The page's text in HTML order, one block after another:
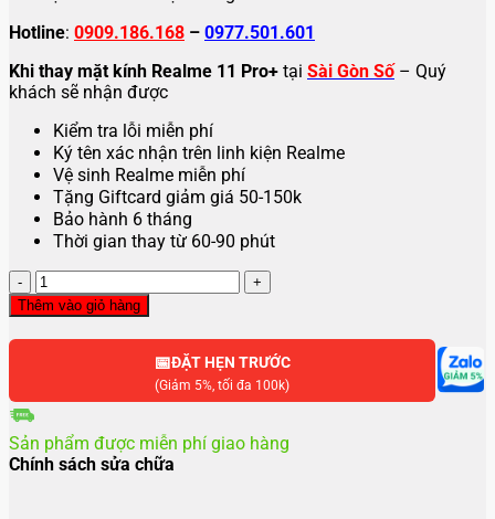
Hotline: 0909.186.168 – 0977.501.601
Khi thay mặt kính Realme 11 Pro+ tại Sài Gòn Số– Quý
khách sẽ nhận được
Kiểm tra lỗi miễn phí
Ký tên xác nhận trên linh kiện Realme
Vệ sinh Realme miễn phí
Tặng Giftcard giảm giá 50-150k
Bảo hành 6 tháng
Thời gian thay từ 60-90 phút
Thay
mặt
kính
sau
11
số
lượng
Thêm vào giỏ hàng
📅ĐẶT HẸN TRƯỚC
(Giảm 5%, tối đa 100k)
Sản phẩm được miễn phí giao hàng
Chính sách sửa chữa